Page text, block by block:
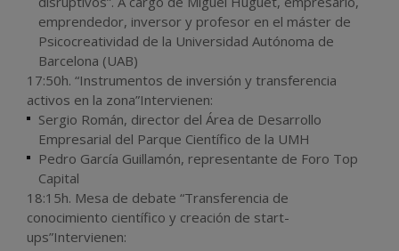
emprendedor, inversor y profesor en el máster de
Psicocreatividad de la Universidad Autónoma de
Barcelona (UAB)
17:50h. “Instrumentos de inversión y transferencia
activos en la zona”Intervienen:
Sergio Román, director del Área de Desarrollo
Empresarial del Parque Científico de la UMH
Pedro García Guillamón, representante de Foro Top
Capital
18:15h. Mesa de debate “Transferencia de
conocimiento científico y creación de start-
ups”Intervienen: